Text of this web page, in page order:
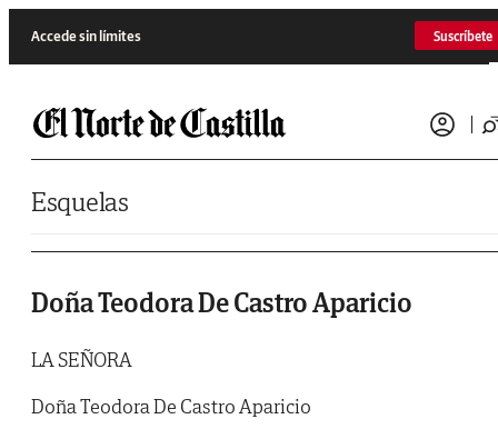
Accede sin límites Suscríbete
Esquelas
Doña Teodora De Castro Aparicio
LA SEÑORA
Doña Teodora De Castro Aparicio